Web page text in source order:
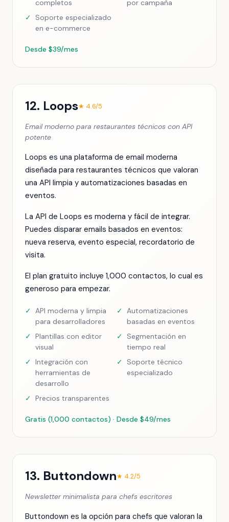
completos
por campaña
✓
Soporte especializado
en e-commerce
Desde $39/mes
12. Loops★ 4.6/5
Email moderno para restaurantes técnicos con API
potente
Loops es una plataforma de email moderna
diseñada para restaurantes técnicos que valoran
una API limpia y automatizaciones basadas en
eventos.
La API de Loops es moderna y fácil de integrar.
Puedes disparar emails basados en eventos:
nueva reserva, evento especial, recordatorio de
visita.
El plan gratuito incluye 1,000 contactos, lo cual es
generoso para empezar.
✓ API moderna y limpia
para desarrolladores
✓ Automatizaciones
basadas en eventos
✓ Plantillas con editor
visual
✓
Segmentación en
tiempo real
✓ Integración con
herramientas de
desarrollo
✓
Soporte técnico
especializado
✓ Precios transparentes
Gratis (1,000 contactos) · Desde $49/mes
13. Buttondown★ 4.2/5
Newsletter minimalista para chefs escritores
Buttondown es la opción para chefs que valoran la